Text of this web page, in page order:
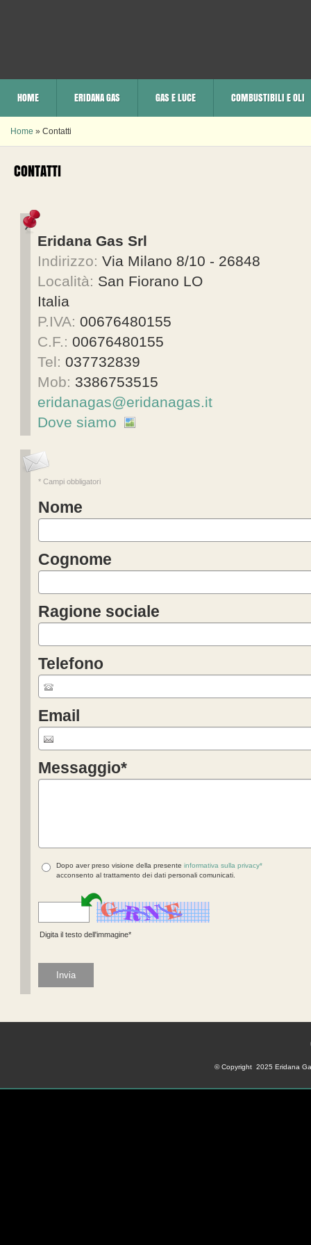
HOME ERIDANA GAS GAS E LUCE COMBUSTIBILI E OLI
Home » Contatti
CONTATTI
Eridana Gas Srl
Indirizzo: Via Milano 8/10 - 26848
Località: San Fiorano LO
Italia
P.IVA: 00676480155
C.F.: 00676480155
Tel: 037732839
Mob: 3386753515
eridanagas@eridanagas.it
Dove siamo
* Campi obbligatori
Nome
Cognome
Ragione sociale
Telefono
Email
Messaggio*
Dopo aver preso visione della presente informativa sulla privacy*
acconsento al trattamento dei dati personali comunicati.
Digita il testo dell'immagine*
© Copyright 2025 Eridana